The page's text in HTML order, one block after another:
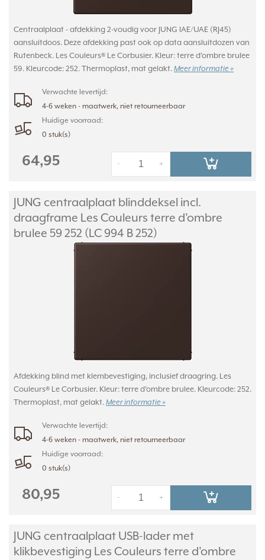
Centraalplaat - afdekking 2-voudig voor JUNG IAE/UAE (RJ45)
aansluitdoos. Deze afdekking past ook op data aansluitdozen van
Rutenbeck. Les Couleurs® Le Corbusier. Kleur: terre d'ombre brulee
59. Kleurcode: 252. Thermoplast, mat gelakt. Meer informatie »
Verwachte levertijd:
4-6 weken - maatwerk, niet retourneerbaar
Huidige voorraad:
0 stuk(s)
64,95 +
-
JUNG centraalplaat blinddeksel incl.
draagframe Les Couleurs terre d'ombre
brulee 59 252 (LC 994 B 252)
Afdekking blind met klembevestiging, inclusief draagring. Les
Couleurs® Le Corbusier. Kleur: terre d'ombre brulee. Kleurcode: 252.
Thermoplast, mat gelakt. Meer informatie »
Verwachte levertijd:
4-6 weken - maatwerk, niet retourneerbaar
Huidige voorraad:
0 stuk(s)
80,95 +
-
JUNG centraalplaat USB-lader met
klikbevestiging Les Couleurs terre d'ombre